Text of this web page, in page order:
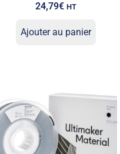
24,79€ HT
Ajouter au panier